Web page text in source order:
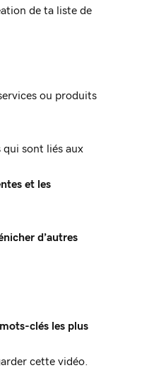
de ta liste de
ou produits
sont liés aux
et les
d’autres
clés les plus
cette vidéo.